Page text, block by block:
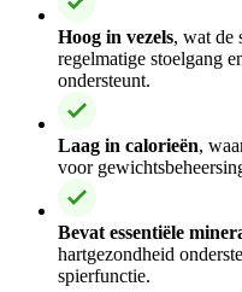
Hoog in vezels, wat de
regelmatige stoelgang
ondersteunt.
Laag in calorieën,
voor
Bevat essentiële
hartgezondheid
spierfunctie.